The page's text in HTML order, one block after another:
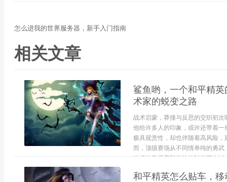
怎么进我的世界服务器，新手入门指南
相关文章
鲨鱼哟，一个和平精
术家的蜕变之路
战术启蒙，莽撞与反思的交织初
他给许多人的印象，或许还带着
极具观赏性，却也伴随着高风险
而，顶级赛场从不同情单纯的勇
纯粹依靠反应和枪法的时代正在过
和平精英怎么贴车，